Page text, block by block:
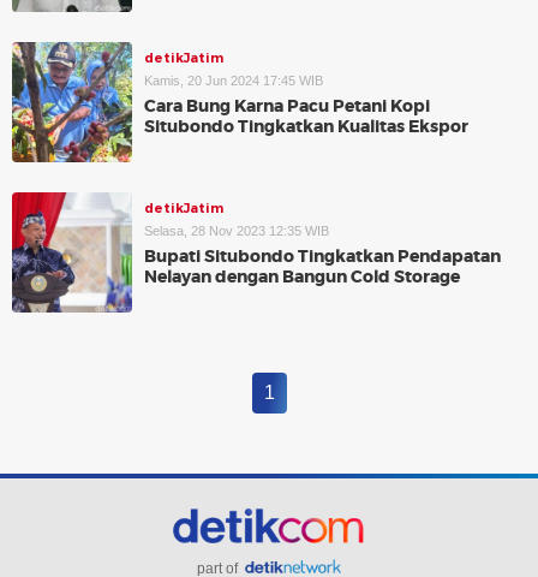
detikJatim
Kamis, 20 Jun 2024 17:45 WIB
Cara Bung Karna Pacu Petani Kopi
Situbondo Tingkatkan Kualitas Ekspor
detikJatim
Selasa, 28 Nov 2023 12:35 WIB
Bupati Situbondo Tingkatkan Pendapatan
Nelayan dengan Bangun Cold Storage
1
part of